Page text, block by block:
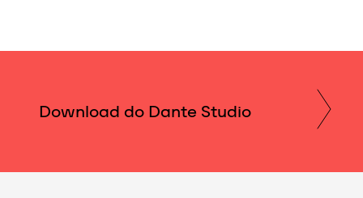
Download do Dante Studio